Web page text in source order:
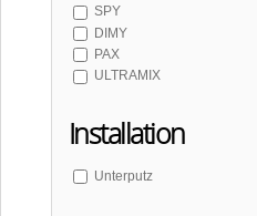
SPY
DIMY
PAX
ULTRAMIX
ULTRATAP
MINIMAL
Installation
Unterputz